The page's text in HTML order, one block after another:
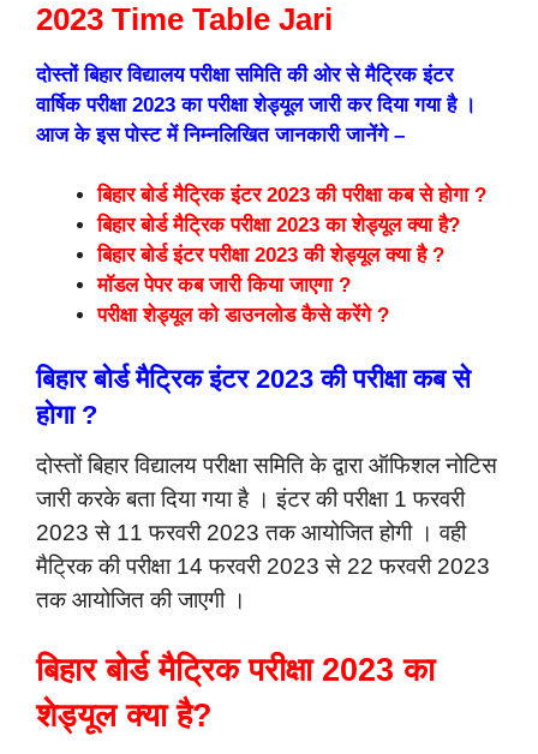
2023 Time Table Jari
दोस्तों बिहार विद्यालय परीक्षा समिति की ओर से मैट्रिक इंटर
वार्षिक परीक्षा 2023 का परीक्षा शेड्यूल जारी कर दिया गया है ।
आज के इस पोस्ट में निम्नलिखित जानकारी जानेंगे –
बिहार बोर्ड मैट्रिक इंटर 2023 की परीक्षा कब से होगा ?
बिहार बोर्ड मैट्रिक परीक्षा 2023 का शेड्यूल क्या है?
बिहार बोर्ड इंटर परीक्षा 2023 की शेड्यूल क्या है ?
मॉडल पेपर कब जारी किया जाएगा ?
परीक्षा शेड्यूल को डाउनलोड कैसे करेंगे ?
बिहार बोर्ड मैट्रिक इंटर 2023 की परीक्षा कब से
होगा ?
दोस्तों बिहार विद्यालय परीक्षा समिति के द्वारा ऑफिशल नोटिस
जारी करके बता दिया गया है । इंटर की परीक्षा 1 फरवरी
2023 से 11 फरवरी 2023 तक आयोजित होगी । वही
मैट्रिक की परीक्षा 14 फरवरी 2023 से 22 फरवरी 2023
तक आयोजित की जाएगी ।
बिहार बोर्ड मैट्रिक परीक्षा 2023 का
शेड्यूल क्या है?